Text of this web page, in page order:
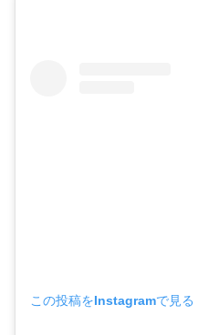
この投稿をInstagramで見る